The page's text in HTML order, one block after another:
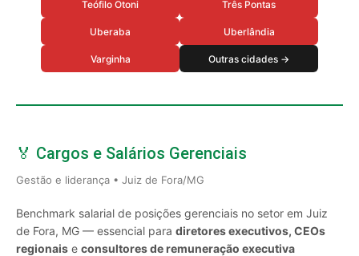
Teófilo Otoni Três Pontas
Uberaba Uberlândia
Varginha Outras cidades →
🏅 Cargos e Salários Gerenciais
Gestão e liderança • Juiz de Fora/MG
Benchmark salarial de posições gerenciais no setor em Juiz
de Fora, MG — essencial para diretores executivos, CEOs
regionais e consultores de remuneração executiva